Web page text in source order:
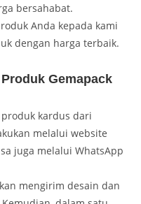
bersahabat.
Anda kepada kami
dengan harga terbaik.
Gemapack
kardus dari
melalui website
juga melalui WhatsApp
mengirim desain dan